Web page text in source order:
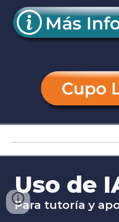
Uso de
Para tutoría y